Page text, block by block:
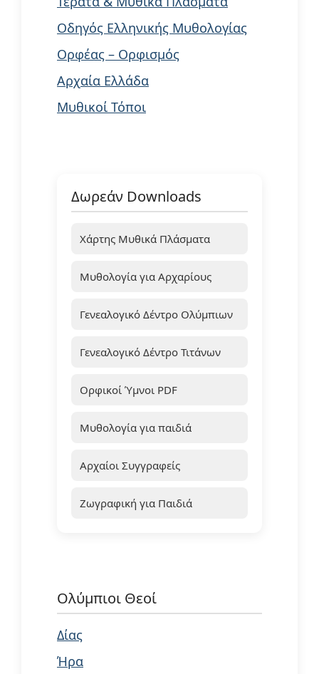
Οδηγός Ελληνικής Μυθολογίας
Ορφέας – Ορφισμός
Αρχαία Ελλάδα
Μυθικοί Τόποι
Δωρεάν Downloads
Χάρτης Μυθικά Πλάσματα
Μυθολογία για Αρχαρίους
Γενεαλογικό Δέντρο Ολύμπιων
Γενεαλογικό Δέντρο Τιτάνων
Ορφικοί Ύμνοι PDF
Μυθολογία για παιδιά
Αρχαίοι Συγγραφείς
Ζωγραφική για Παιδιά
Ολύμπιοι Θεοί
Δίας
Ήρα